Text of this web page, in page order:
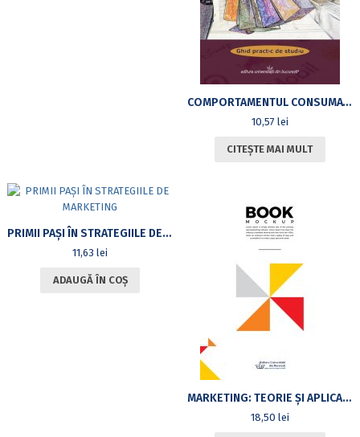
COMPORTAMENTUL CONSUMATORULUI. GHID PRACTIC DE STUDIU
10,57 lei
CITEȘTE MAI MULT
PRIMII PAŞI ÎN STRATEGIILE DE MARKETING
11,63lei
ADAUGĂ ÎN COȘ
MARKETING: TEORIE ȘI APLICAȚII
18,50 lei